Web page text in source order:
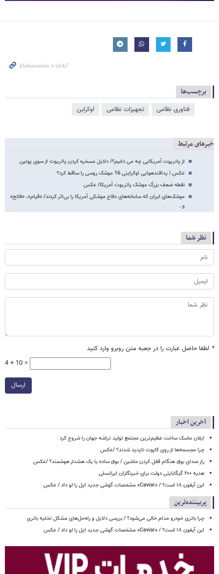
برچسب‌ها
فناوری نظامی تجهیزات نظامی اوکراین
خبرهای مرتبط
از پاتریوت آمریکایی چه می دانیم؟/ دلایل مسخره کردن پاتریوت از سوی پوتین
عکس | پدافندهوایی اوکراینی 16 موشک روسی را ساقط کرد؟
نقطه ضعف بزرگ موشک پاتریوت آمریکا/ عکس
موشک‌های ایران که سامانه‌های دفاع موشکی آمریکا را بی‌اثر کردند/ «قیام»، «فاتح»
و…
نظر شما
* لطفا حاصل عبارت را در جعبه متن روبرو وارد کنید
4 + 10 =
ارسال
آخرین اخبار
ایلان ماسک ساخت عظیم‌ترین مجتمع تولید تراشه جهان را شروع کرد
چرا مجسمه‌ها از روی کاپوت‌ ناپدید شدند؟ /عکس
راز صدای بوق هنگام قفل کردن ماشین / بوق ساده یا یک هشدار هوشمند؟ /عکس
هدیه ۲۰۰ گیگابایتی دولت برای خبرنگاران ایرانسلی
این آیفون ۱۸ است؟ / «Caviar» مشخصات گوشی جدید اپل را لو داد / عکس
پربیننده‌ترین
چرا باتری خودرو مدام خالی می‌شود؟ / بررسی دلایل و راه‌حل‌های مشکل تخلیه باتری
این آیفون ۱۸ است؟ / «Caviar» مشخصات گوشی جدید اپل را لو داد / عکس